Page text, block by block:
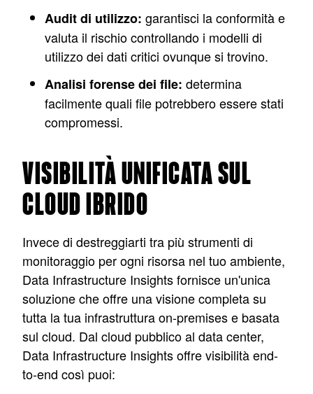
Audit di utilizzo: garantisci la conformità e
valuta il rischio controllando i modelli di
utilizzo dei dati critici ovunque si trovino.
Analisi forense dei file: determina
facilmente quali file potrebbero essere stati
compromessi.
VISIBILITÀ UNIFICATA SUL
CLOUD IBRIDO
Invece di destreggiarti tra più strumenti di
monitoraggio per ogni risorsa nel tuo ambiente,
Data Infrastructure Insights fornisce un'unica
soluzione che offre una visione completa su
tutta la tua infrastruttura on-premises e basata
sul cloud. Dal cloud pubblico al data center,
Data Infrastructure Insights offre visibilità end-
to-end così puoi: